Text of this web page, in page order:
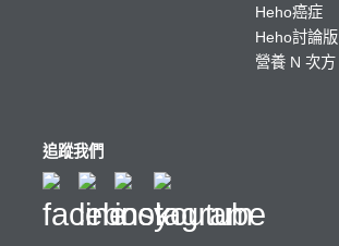
Heho癌症
Heho討論版
營養 N 次方
追蹤我們